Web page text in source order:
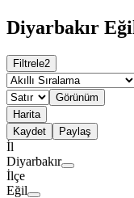
Diyarbakır
Filtrele2
Görünüm
Harita
Kaydet
Paylaş
İl
Diyarbakır
İlçe
Eğil